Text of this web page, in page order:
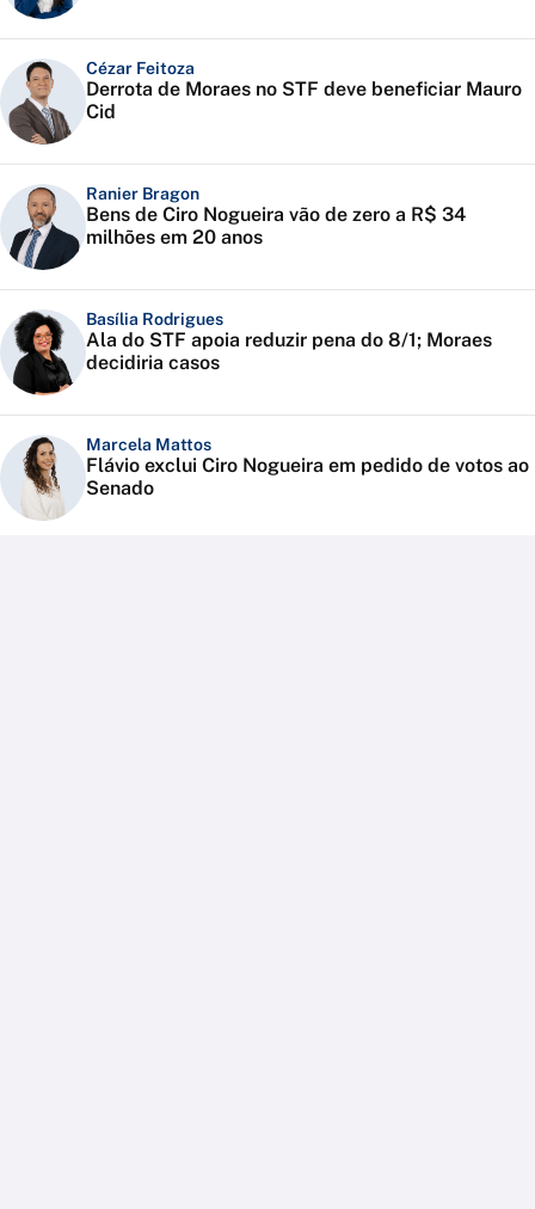
Cézar Feitoza
Derrota de Moraes no STF deve beneficiar Mauro
Cid
Ranier Bragon
Bens de Ciro Nogueira vão de zero a R$ 34
milhões em 20 anos
Basília Rodrigues
Ala do STF apoia reduzir pena do 8/1; Moraes
decidiria casos
Marcela Mattos
Flávio exclui Ciro Nogueira em pedido de votos ao
Senado